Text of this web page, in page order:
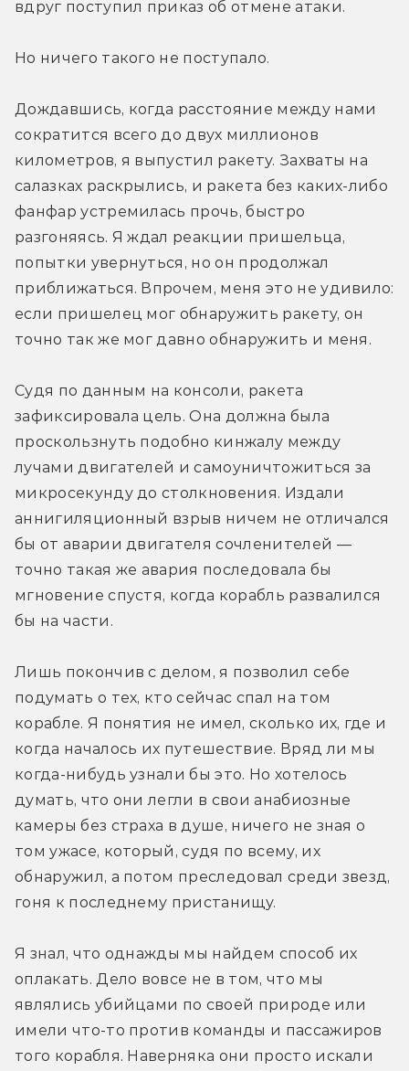
вдруг поступил приказ об отмене атаки.
Но ничего такого не поступало.
Дождавшись, когда расстояние между нами
сократится всего до двух миллионов
километров, я выпустил ракету. Захваты на
салазках раскрылись, и ракета без каких-либо
фанфар устремилась прочь, быстро
разгоняясь. Я ждал реакции пришельца,
попытки увернуться, но он продолжал
приближаться. Впрочем, меня это не удивило:
если пришелец мог обнаружить ракету, он
точно так же мог давно обнаружить и меня.
Судя по данным на консоли, ракета
зафиксировала цель. Она должна была
проскользнуть подобно кинжалу между
лучами двигателей и самоуничтожиться за
микросекунду до столкновения. Издали
аннигиляционный взрыв ничем не отличался
бы от аварии двигателя сочленителей —
точно такая же авария последовала бы
мгновение спустя, когда корабль развалился
бы на части.
Лишь покончив с делом, я позволил себе
подумать о тех, кто сейчас спал на том
корабле. Я понятия не имел, сколько их, где и
когда началось их путешествие. Вряд ли мы
когда-нибудь узнали бы это. Но хотелось
думать, что они легли в свои анабиозные
камеры без страха в душе, ничего не зная о
том ужасе, который, судя по всему, их
обнаружил, а потом преследовал среди звезд,
гоня к последнему пристанищу.
Я знал, что однажды мы найдем способ их
оплакать. Дело вовсе не в том, что мы
являлись убийцами по своей природе или
имели что-то против команды и пассажиров
того корабля. Наверняка они просто искали